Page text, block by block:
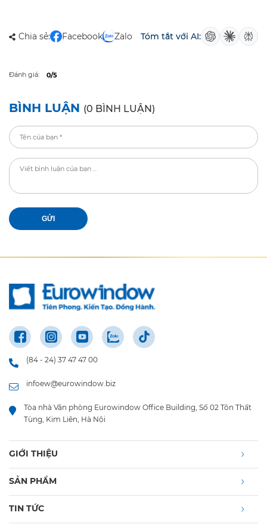
Chia sẻ: Facebook Zalo Tóm tắt với AI:
Đánh giá: 0/5
BÌNH LUẬN (0 BÌNH LUẬN)
GỬI
(84 - 24) 37 47 47 00
infoew@eurowindow.biz
Tòa nhà Văn phòng Eurowindow Office Building, Số 02 Tôn Thất
Tùng, Kim Liên, Hà Nội
GIỚI THIỆU
SẢN PHẨM
TIN TỨC